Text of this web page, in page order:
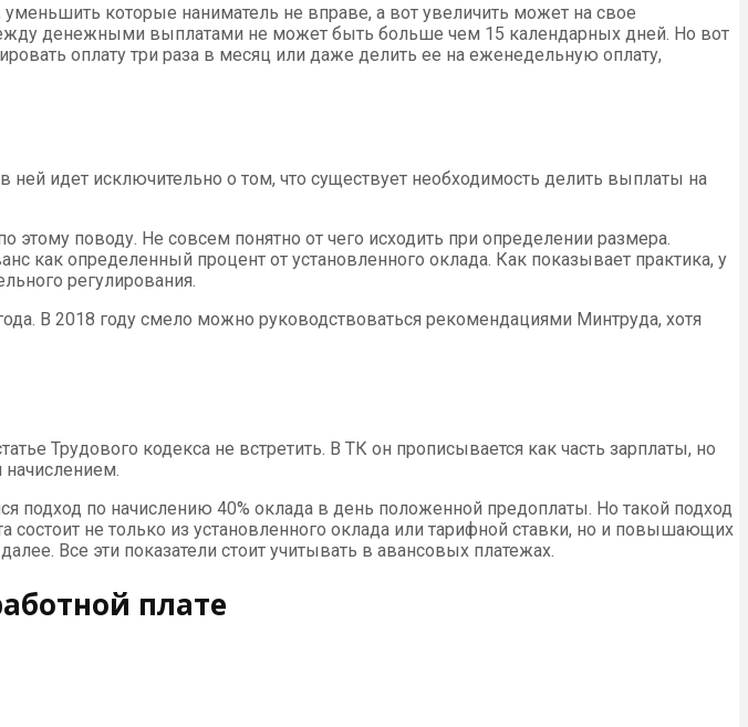
уменьшить которые наниматель не вправе, а вот увеличить может на свое
денежными выплатами не может быть больше чем 15 календарных дней. Но вот
оплату три раза в месяц или даже делить ее на еженедельную оплату,
идет исключительно о том, что существует необходимость делить выплаты на
поводу. Не совсем понятно от чего исходить при определении размера.
как определенный процент от установленного оклада. Как показывает практика, у
регулирования.
В 2018 году смело можно руководствоваться рекомендациями Минтруда, хотя
Трудового кодекса не встретить. В ТК он прописывается как часть зарплаты, но
подход по начислению 40% оклада в день положенной предоплаты. Но такой подход
состоит не только из установленного оклада или тарифной ставки, но и повышающих
Все эти показатели стоит учитывать в авансовых платежах.
плате